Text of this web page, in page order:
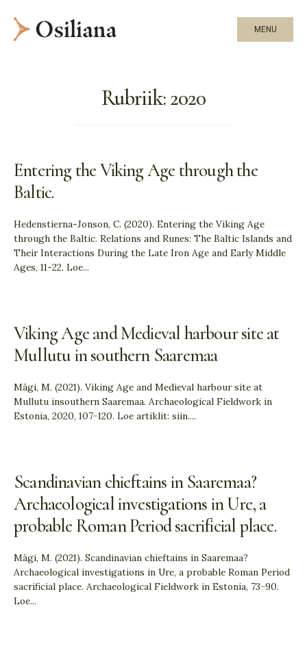
MENU
Rubriik:2020
Entering the Viking Age through the
Baltic.
Hedenstierna-Jonson, C. (2020). Entering the Viking Age
through the Baltic. Relations and Runes: The Baltic Islands and
Their Interactions During the Late Iron Age and Early Middle
Ages, 11-22. Loe...
Viking Age and Medieval harbour site at
Mullutu in southern Saaremaa
Mägi, M. (2021). Viking Age and Medieval harbour site at
Mullutu insouthern Saaremaa. Archaeological Fieldwork in
Estonia, 2020, 107−120. Loe artiklit: siin....
Scandinavian chieftains in Saaremaa?
Archaeological investigations in Ure, a
probable Roman Period sacrificial place.
Mägi, M. (2021). Scandinavian chieftains in Saaremaa?
Archaeological investigations in Ure, a probable Roman Period
sacrificial place. Archaeological Fieldwork in Estonia, 73−90.
Loe...